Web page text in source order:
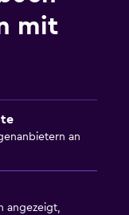
mit
an
angezeigt,